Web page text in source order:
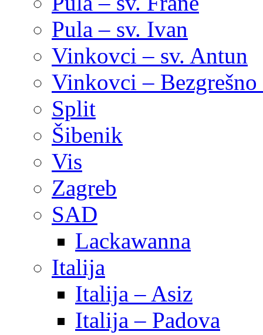
Pula – sv. Ivan
Vinkovci – sv. Antun
Vinkovci –
Split
Šibenik
Vis
Zagreb
SAD
Lackawanna
Italija
Italija – Asiz
Italija – Padova